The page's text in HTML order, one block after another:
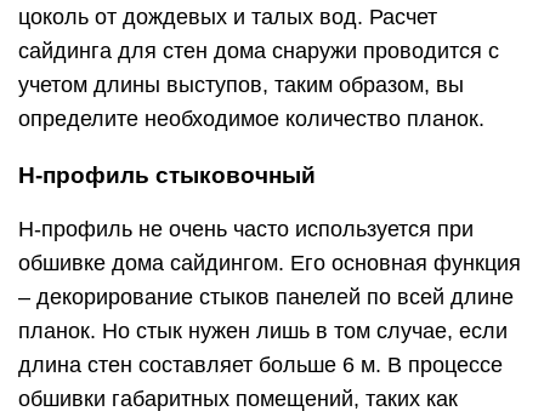
цоколь от дождевых и талых вод. Расчет
сайдинга для стен дома снаружи проводится с
учетом длины выступов, таким образом, вы
определите необходимое количество планок.
Н-профиль стыковочный
Н-профиль не очень часто используется при
обшивке дома сайдингом. Его основная функция
– декорирование стыков панелей по всей длине
планок. Но стык нужен лишь в том случае, если
длина стен составляет больше 6 м. В процессе
обшивки габаритных помещений, таких как